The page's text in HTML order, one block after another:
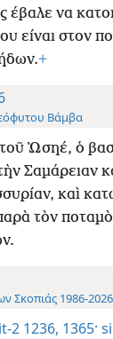
έβαλε να
είναι στον
+
Βάμβα
Ὠσηέ, ὁ
Σαμάρειαν
καὶ
τὸν
Σκοπιάς 1986-2026
it-2 1236, 1365·